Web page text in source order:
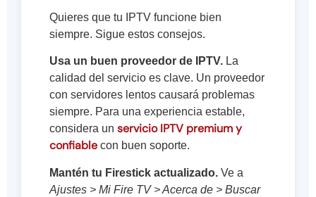
Quieres que tu IPTV funcione bien
siempre. Sigue estos consejos.
Usa un buen proveedor de IPTV. La
calidad del servicio es clave. Un proveedor
con servidores lentos causará problemas
siempre. Para una experiencia estable,
considera un servicio IPTV premium y
confiable con buen soporte.
Mantén tu Firestick actualizado. Ve a
Ajustes > Mi Fire TV > Acerca de > Buscar